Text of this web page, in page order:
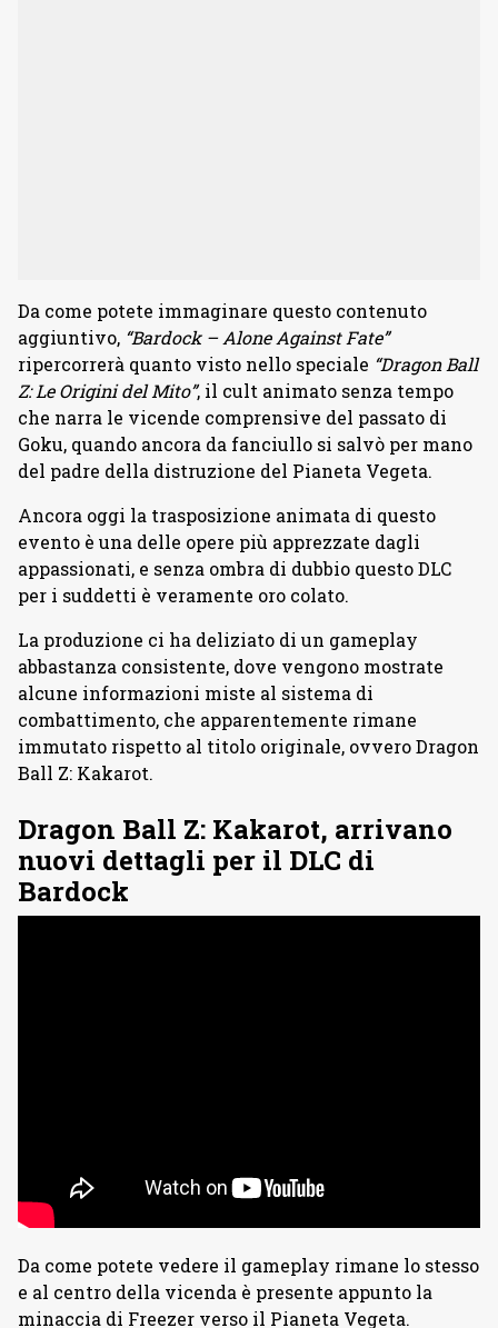
Da come potete immaginare questo contenuto
aggiuntivo, “Bardock – Alone Against Fate”
ripercorrerà quanto visto nello speciale “Dragon Ball
Z: Le Origini del Mito”, il cult animato senza tempo
che narra le vicende comprensive del passato di
Goku, quando ancora da fanciullo si salvò per mano
del padre della distruzione del Pianeta Vegeta.
Ancora oggi la trasposizione animata di questo
evento è una delle opere più apprezzate dagli
appassionati, e senza ombra di dubbio questo DLC
per i suddetti è veramente oro colato.
La produzione ci ha deliziato di un gameplay
abbastanza consistente, dove vengono mostrate
alcune informazioni miste al sistema di
combattimento, che apparentemente rimane
immutato rispetto al titolo originale, ovvero Dragon
Ball Z: Kakarot.
Dragon Ball Z: Kakarot, arrivano
nuovi dettagli per il DLC di
Bardock
Da come potete vedere il gameplay rimane lo stesso
e al centro della vicenda è presente appunto la
minaccia di Freezer verso il Pianeta Vegeta.